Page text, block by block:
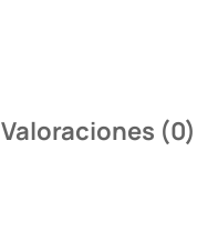
Valoraciones (0)